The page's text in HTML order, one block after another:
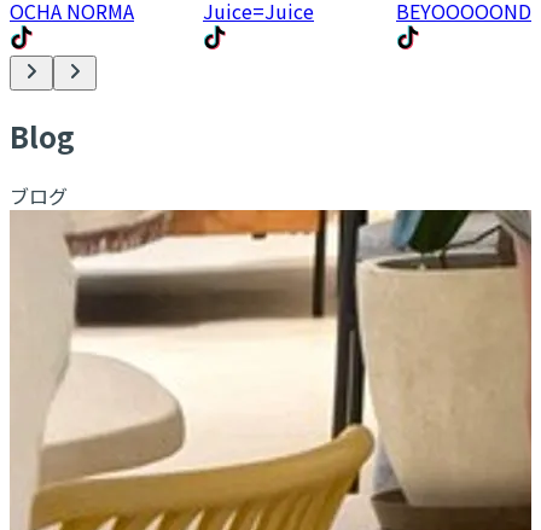
OCHA NORMA Juice=Juice
Blog
ブログ